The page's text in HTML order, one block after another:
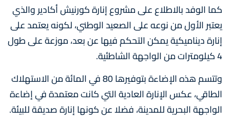
كما الوفد بالاطلاع على مشروع إنارة كورنيش أكادير والذي
يعتبر الأول من نوعه على ‏الصعيد الوطني، لكونه يعتمد على
إنارة ديناميكية يمكن التحكم فيها عن بعد، موزعة على طول
وتتسم هذه الإضاءة بتوفيرها 80 في المائة من الاستهلاك
الطاقي، عكس ‏الإنارة العادية التي كانت معتمدة في إضاءة
الواجهة البحرية للمدينة، فضلا عن كونها إنارة صديقة ‏للبيئة.‏